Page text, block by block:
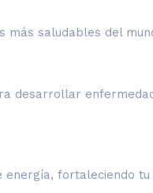
más saludables del
desarrollar
fortaleciendo